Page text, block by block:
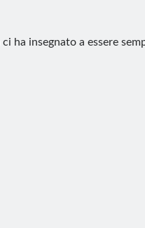
ci ha insegnato a essere